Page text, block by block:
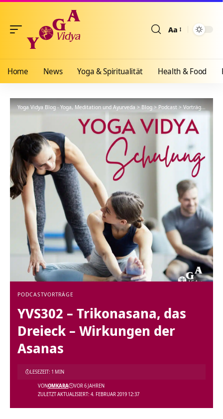
Aa
Home News Yoga & Spiritualität Health & Food
Yoga Vidya Blog - Yoga, Meditation und Ayurveda>Blog>Podcast>Vorträge >
PODCASTVORTRÄGE
YVS302 – Trikonasana, das
Dreieck – Wirkungen der
Asanas
ZULETZT AKTUALISIERT: 4. FEBRUAR 2019 12:37
VONOMKARA VOR 6 JAHREN
LESEZEIT: 1 MIN